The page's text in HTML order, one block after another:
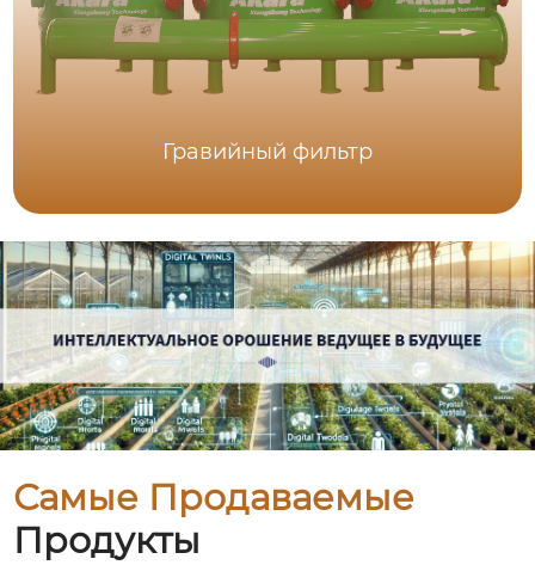
Гравийный фильтр
Самые Продаваемые
Продукты